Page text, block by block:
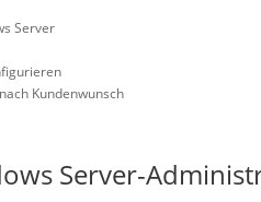
Server
Kundenwunsch
Server-